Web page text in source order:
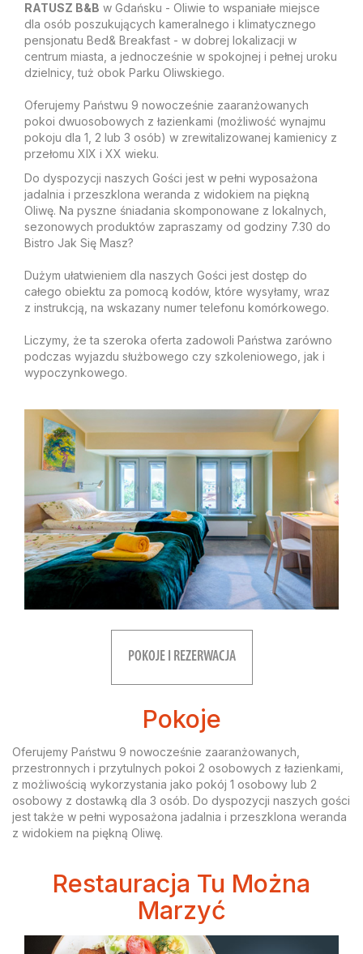
RATUSZ B&B w Gdańsku - Oliwie to wspaniałe miejsce
dla osób poszukujących kameralnego i klimatycznego
pensjonatu Bed& Breakfast - w dobrej lokalizacji w
centrum miasta, a jednocześnie w spokojnej i pełnej uroku
dzielnicy, tuż obok Parku Oliwskiego.
Oferujemy Państwu 9 nowocześnie zaaranżowanych
pokoi dwuosobowych z łazienkami (możliwość wynajmu
pokoju dla 1, 2 lub 3 osób) w zrewitalizowanej kamienicy z
przełomu XIX i XX wieku.
Do dyspozycji naszych Gości jest w pełni wyposażona
jadalnia i przeszklona weranda z widokiem na piękną
Oliwę. Na pyszne śniadania skomponowane z lokalnych,
sezonowych produktów zapraszamy od godziny 7.30 do
Bistro Jak Się Masz?
Dużym ułatwieniem dla naszych Gości jest dostęp do
całego obiektu za pomocą kodów, które wysyłamy, wraz
z instrukcją, na wskazany numer telefonu komórkowego.
Liczymy, że ta szeroka oferta zadowoli Państwa zarówno
podczas wyjazdu służbowego czy szkoleniowego, jak i
wypoczynkowego.
POKOJE I REZERWACJA
Pokoje
Oferujemy Państwu 9 nowocześnie zaaranżowanych,
przestronnych i przytulnych pokoi 2 osobowych z łazienkami,
z możliwością wykorzystania jako pokój 1 osobowy lub 2
osobowy z dostawką dla 3 osób. Do dyspozycji naszych gości
jest także w pełni wyposażona jadalnia i przeszklona weranda
z widokiem na piękną Oliwę.
Restauracja Tu Można
Marzyć